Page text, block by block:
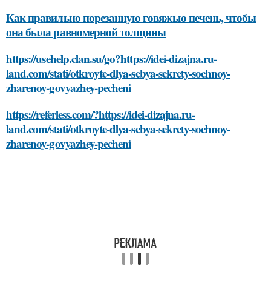
Как правильно порезанную говяжью печень, чтобы
она была равномерной толщины
https://usehelp.clan.su/go?https://idei-dizajna.ru-
land.com/stati/otkroyte-dlya-sebya-sekrety-sochnoy-
zharenoy-govyazhey-pecheni
https://referless.com/?https://idei-dizajna.ru-
land.com/stati/otkroyte-dlya-sebya-sekrety-sochnoy-
zharenoy-govyazhey-pecheni